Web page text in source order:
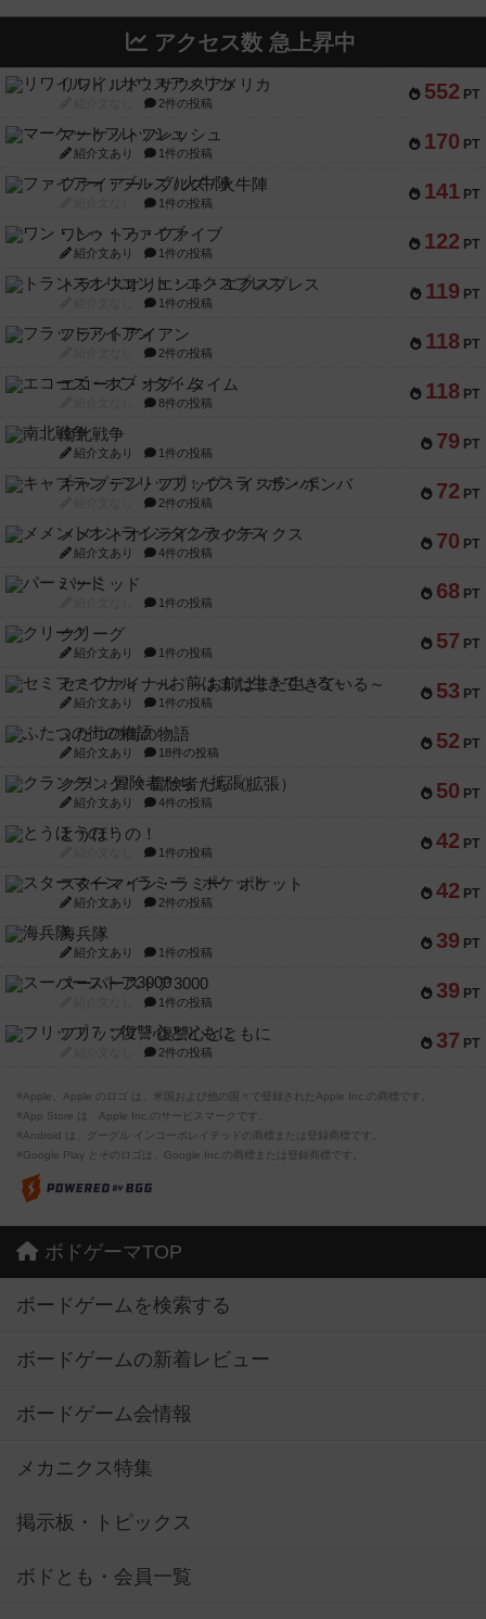
アクセス数 急上昇中
552 PT
リワイルド：サウスアメリカ
2件の投稿
170 PT
マーケットフレッシュ
紹介文あり 1件の投稿
141 PT
ファイアー・ブルズ / 火牛陣
1件の投稿
122 PT
ワン・トゥ・ファイブ
紹介文あり 1件の投稿
119 PT
トランスオリエント・エクスプレス
1件の投稿
118 PT
フラットアイアン
2件の投稿
118 PT
エコーズ・オブ・タイム
8件の投稿
79 PT
南北戦争
紹介文あり 1件の投稿
72 PT
キャプテン・フリップ：イスラ・ボンバ
2件の投稿
70 PT
メメントオンラインタクティクス
紹介文あり 4件の投稿
68 PT
パーミッド
1件の投稿
57 PT
クリーグ
紹介文あり 1件の投稿
53 PT
セミファイナル ～お前はまだ生きている～
紹介文あり 1件の投稿
52 PT
ふたつの街の物語
紹介文あり 18件の投稿
50 PT
クランク! ：冒険者たち（拡張）
紹介文あり 4件の投稿
42 PT
とうほうの！
1件の投稿
42 PT
スターマイン・ラミー ポケット
紹介文あり 2件の投稿
39 PT
海兵隊
紹介文あり 1件の投稿
39 PT
スーパーストア3000
1件の投稿
37 PT
フリップ７：復讐心とともに
2件の投稿
※Apple、Apple のロゴ は、米国および他の国々で登録されたApple Inc.の商標です。
※App Store は、Apple Inc.のサービスマークです。
※Android は、グーグル インコーポレイテッドの商標または登録商標です。
※Google Play とそのロゴは、Google Inc.の商標または登録商標です。
ボドゲーマTOP
ボードゲームを検索する
ボードゲームの新着レビュー
ボードゲーム会情報
メカニクス特集
掲示板・トピックス
ボドとも・会員一覧